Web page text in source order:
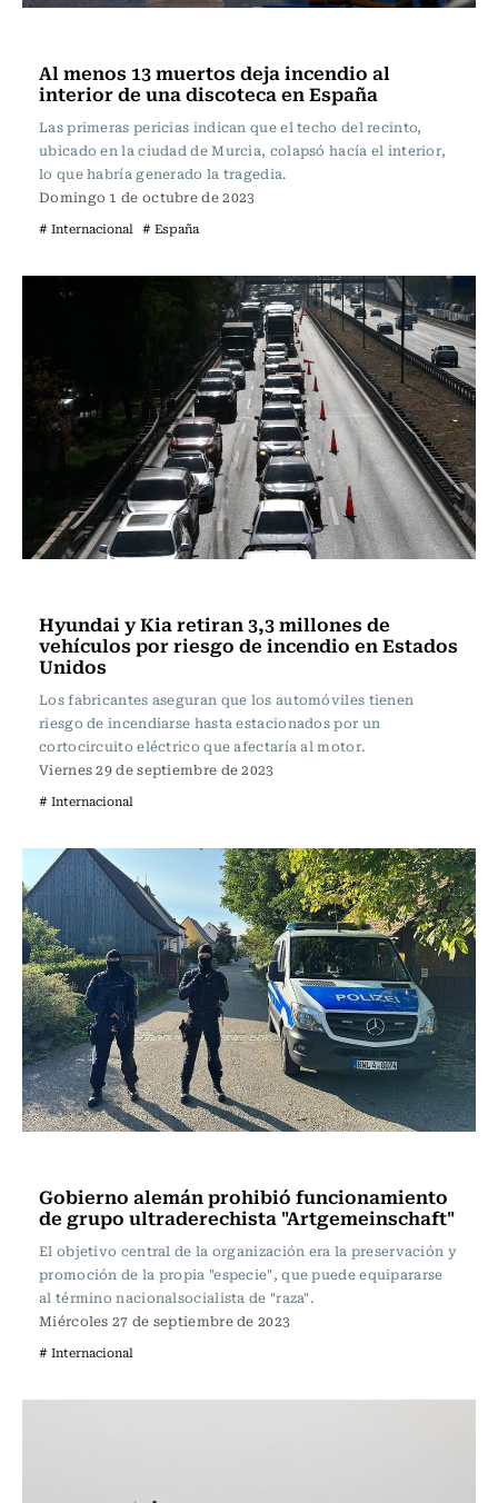
Al menos 13 muertos deja incendio al
interior de una discoteca en España
Las primeras pericias indican que el techo del recinto,
ubicado en la ciudad de Murcia, colapsó hacía el interior,
lo que habría generado la tragedia.
Domingo 1 de octubre de 2023
# Internacional # España
Hyundai y Kia retiran 3,3 millones de
vehículos por riesgo de incendio en Estados
Unidos
Los fabricantes aseguran que los automóviles tienen
riesgo de incendiarse hasta estacionados por un
cortocircuito eléctrico que afectaría al motor.
Viernes 29 de septiembre de 2023
# Internacional
Gobierno alemán prohibió funcionamiento
de grupo ultraderechista "Artgemeinschaft"
El objetivo central de la organización era la preservación y
promoción de la propia "especie", que puede equipararse
al término nacionalsocialista de "raza".
Miércoles 27 de septiembre de 2023
# Internacional